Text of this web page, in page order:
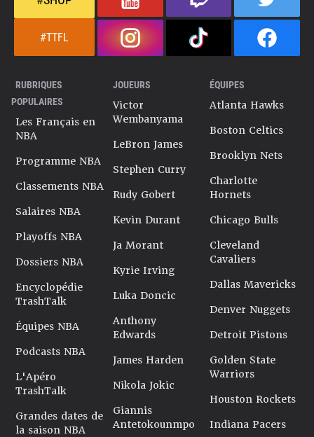
#TTFL
RUBRIQUES
POPULAIRES
Les Français en
NBA
Programme NBA
Classements NBA
Salaires NBA
Playoffs NBA
Dossiers NBA
Encyclopédie
TrashTalk
Équipes NBA
Podcasts NBA
L'Apéro
TrashTalk
Grandes dates de
la saison NBA
JOUEURS
Victor
Wembanyama
LeBron James
Stephen Curry
Rudy Gobert
Kevin Durant
Ja Morant
Kyrie Irving
Luka Doncic
Anthony
Edwards
James Harden
Nikola Jokic
Giannis
Antetokounmpo
ÉQUIPES
Atlanta Hawks
Boston Celtics
Brooklyn Nets
Charlotte
Hornets
Chicago Bulls
Cleveland
Cavaliers
Dallas Mavericks
Denver Nuggets
Detroit Pistons
Golden State
Warriors
Houston Rockets
Indiana Pacers